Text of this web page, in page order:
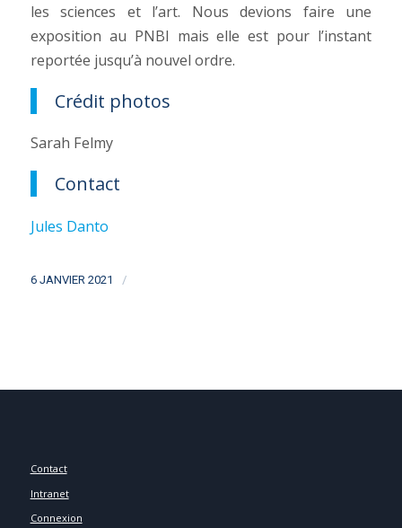
les sciences et l’art. Nous devions faire une
exposition au PNBI mais elle est pour l’instant
reportée jusqu’à nouvel ordre.
Crédit photos
Sarah Felmy
Contact
Jules Danto
6 JANVIER 2021 /
Contact
Intranet
Connexion